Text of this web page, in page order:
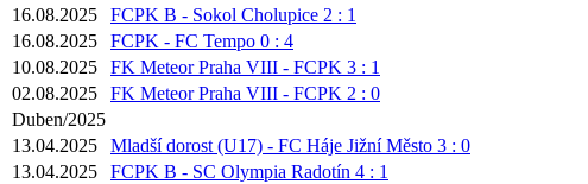
16.08.2025
FCPK B - Sokol Cholupice 2 : 1
16.08.2025
FCPK - FC Tempo 0 : 4
10.08.2025
FK Meteor Praha VIII - FCPK 3 : 1
02.08.2025
FK Meteor Praha VIII - FCPK 2 : 0
Duben/2025
13.04.2025
Mladší dorost (U17) - FC Háje Jižní Město 3 : 0
13.04.2025
FCPK B - SC Olympia Radotín 4 : 1